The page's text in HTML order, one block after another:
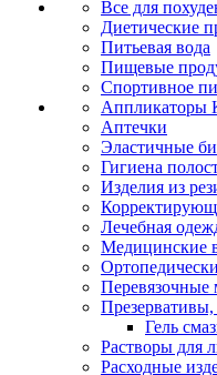
Все для
Диетические
Питьевая вода
Пищевые
Спортивное
Аппликаторы
Аптечки
Эластичные
Гигиена
Изделия из
Лечебная
Медицинские
Перевязочные
Презервативы,
Гель
Растворы для
Расходные